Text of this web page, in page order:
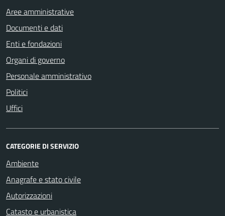
Aree amministrative
Documenti e dati
Enti e fondazioni
Organi di governo
Personale amministrativo
Politici
Uffici
CATEGORIE DI SERVIZIO
Ambiente
Anagrafe e stato civile
Autorizzazioni
Catasto e urbanistica